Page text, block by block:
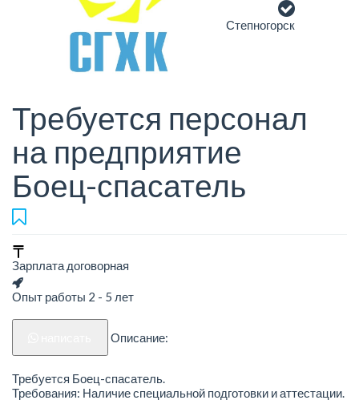
Степногорск
Требуется персонал
на предприятие
Боец-спасатель
Зарплата договорная
Опыт работы 2 - 5 лет
Описание:
Требуется Боец-спасатель.
Требования: Наличие специальной подготовки и аттестации.